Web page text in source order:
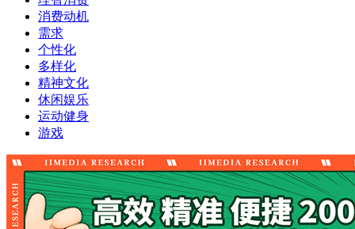
消费动机
需求
个性化
多样化
精神文化
休闲娱乐
运动健身
游戏